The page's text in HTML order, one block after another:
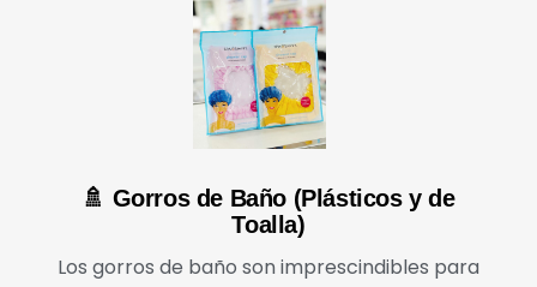
🚿 Gorros de Baño (Plásticos y de
Toalla)
Los gorros de baño son imprescindibles para